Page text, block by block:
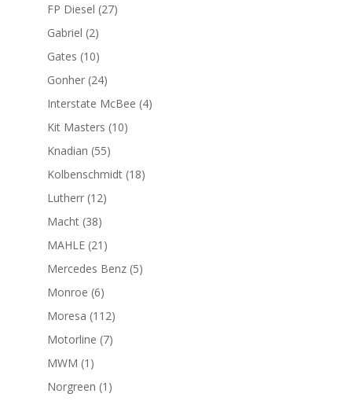
FP Diesel 2727
Gabriel 22
productos
Gates 1010
productos
Gonher 2424
productos
Interstate McBee 44
Kit Masters 1010
Knadian 5555
productos
Kolbenschmidt 1818
Lutherr 1212
Macht 3838
productos
MAHLE 21 21
productos
Mercedes Benz 55
Monroe 66
productos
Moresa 112112
productos
Motorline 77
MWM 1 1
producto
Norgreen 1 1